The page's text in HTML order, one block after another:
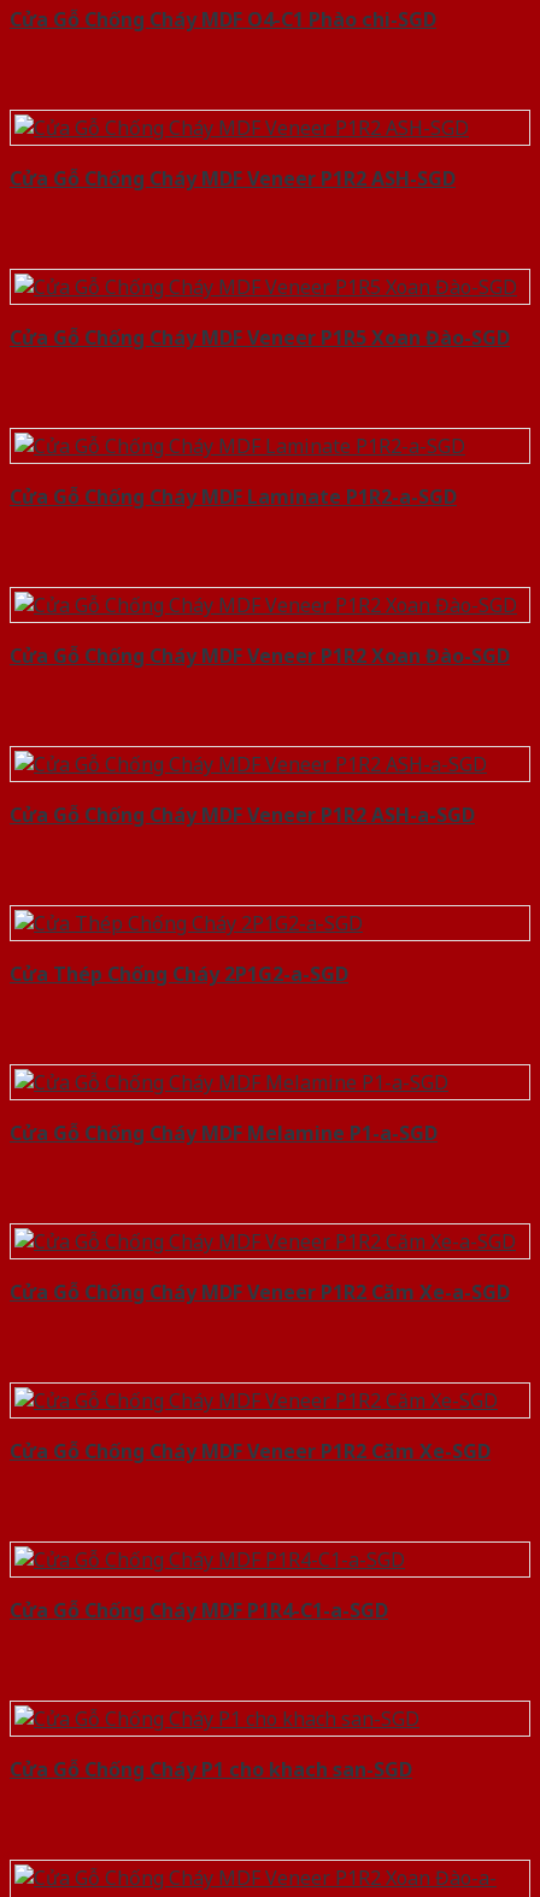
Cửa Gỗ Chống Cháy MDF O4-C1 Phào chi-SGD
Cửa Gỗ Chống Cháy MDF Veneer P1R2 ASH-SGD
Cửa Gỗ Chống Cháy MDF Veneer P1R5 Xoan Đào-SGD
Cửa Gỗ Chống Cháy MDF Laminate P1R2-a-SGD
Cửa Gỗ Chống Cháy MDF Veneer P1R2 Xoan Đào-SGD
Cửa Gỗ Chống Cháy MDF Veneer P1R2 ASH-a-SGD
Cửa Thép Chống Cháy 2P1G2-a-SGD
Cửa Gỗ Chống Cháy MDF Melamine P1-a-SGD
Cửa Gỗ Chống Cháy MDF Veneer P1R2 Căm Xe-a-SGD
Cửa Gỗ Chống Cháy MDF Veneer P1R2 Căm Xe-SGD
Cửa Gỗ Chống Cháy MDF P1R4-C1-a-SGD
Cửa Gỗ Chống Cháy P1 cho khach san-SGD